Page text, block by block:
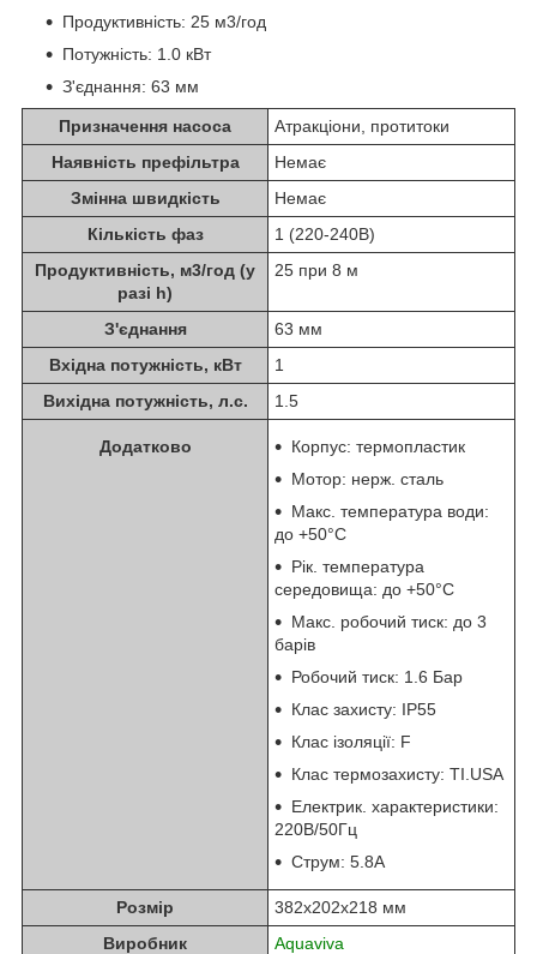
Продуктивність: 25 м3/год
Потужність: 1.0 кВт
З'єднання: 63 мм
Призначення насоса
Атракціони, протитоки
Наявність префільтра
Немає
Змінна швидкість
Немає
Кількість фаз
1 (220-240В)
Продуктивність, м3/год (у
разі h)
25 при 8 м
З'єднання
63 мм
Вхідна потужність, кВт
1
Вихідна потужність, л.с.
1.5
Додатково
Корпус: термопластик
Мотор: нерж. сталь
Макс. температура води:
до +50°C
Рік. температура
середовища: до +50°C
Макс. робочий тиск: до 3
барів
Робочий тиск: 1.6 Бар
Клас захисту: IP55
Клас ізоляції: F
Клас термозахисту: TI.USA
Електрик. характеристики:
220B/50Гц
Струм: 5.8А
Розмір
382х202х218 мм
Виробник
Aquaviva